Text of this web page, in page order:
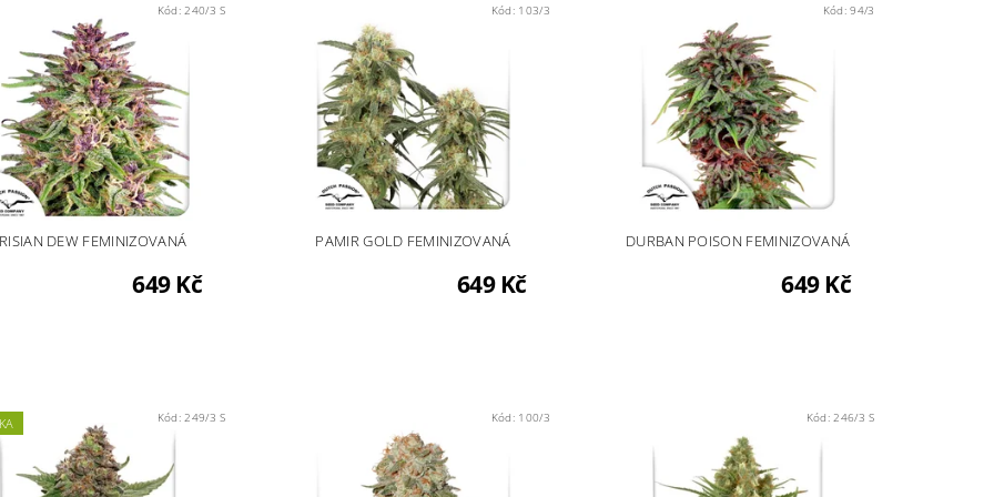
Kód: 240/3 S
DEW FEMINIZOVANÁ
649 Kč
Kód: 103/3
PAMIR GOLD FEMINIZOVANÁ
649 Kč
Kód:94/3
DURBAN POISON FEMINIZOVANÁ
649 Kč
Kód:249/3 S Kód: 100/3 Kód:246/3 S